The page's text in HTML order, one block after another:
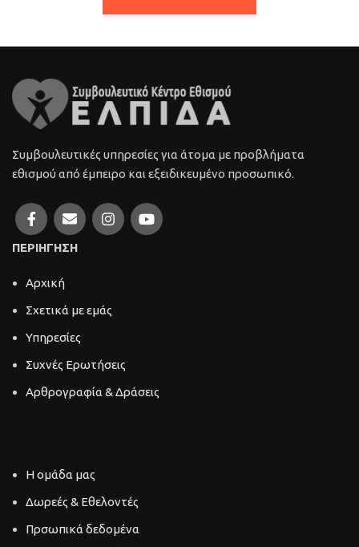
Συμβουλευτικές υπηρεσίες για άτομα με προβλήματα
εθισμού από έμπειρο και εξειδικευμένο προσωπικό.
ΠΕΡΙΗΓΗΣΗ
Αρχική
Σχετικά με εμάς
Υπηρεσίες
Συχνές Ερωτήσεις
Αρθρογραφία & Δράσεις
Η ομάδα μας
Δωρεές & Εθελοντές
Πρσωπικά δεδομένα